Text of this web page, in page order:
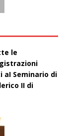
le
Seminario di
II di